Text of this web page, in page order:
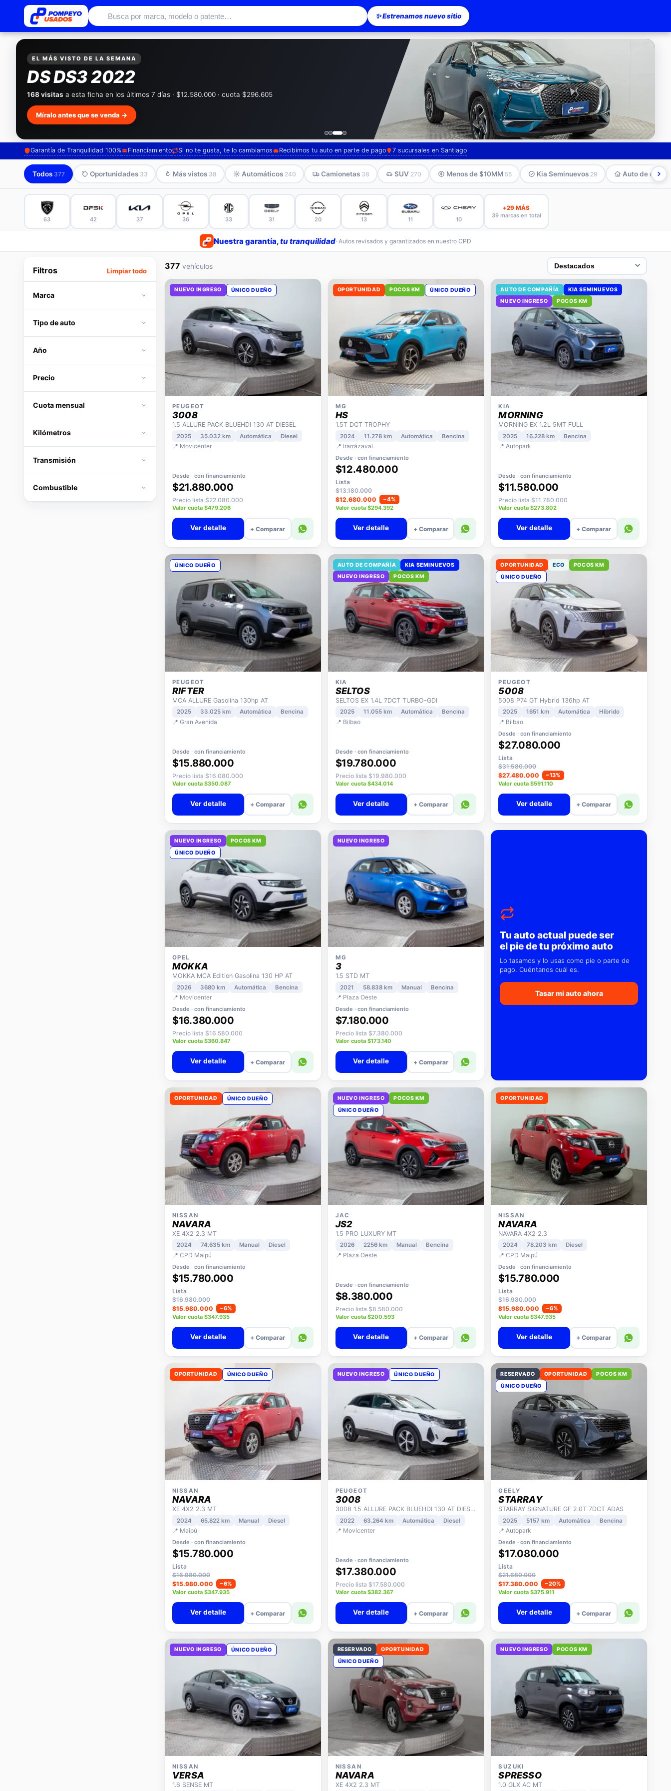
✨ Estrenamos nuevo sitio
Autos usados con garantía de concesionario en Santiago — Pompeyo Carrasco
EL MÁS VISTO DE LA SEMANA
DS DS3 2022
168 visitas a esta ficha en los últimos 7 días · $12.580.000 · cuota $296.605
Míralo antes que se venda →
Garantía de Tranquilidad 100% Financiamiento Si no te gusta, te lo cambiamos Recibimos tu auto en parte de pago 7 sucursales en Santiago
Todos 377 Oportunidades 33 Más vistos 38 Automáticos 240 Camionetas 38 SUV 270 Menos de $10MM 55 Kia Seminuevos 29 Auto de
63 42 37 36 33 31 20 13 11 10
+29 MÁS
39 marcas en total
Nuestra garantía,tu tranquilidad· Autos revisados y garantizados en nuestro CPD
Filtros Limpiar todo
Marca
Tipo de auto
Año
Precio
Cuota mensual
Kilómetros
Transmisión
Combustible
377 vehículos
NUEVO INGRESO ÚNICO DUEÑO
PEUGEOT
3008
1.5 ALLURE PACK BLUEHDI 130 AT DIESEL
2025 35.032 km Automática Diesel
📍 Movicenter
Desde · con financiamiento
$21.880.000
Precio lista $22.080.000
Valor cuota $479.206
Ver detalle + Comparar
OPORTUNIDAD POCOS KM ÚNICO DUEÑO
MG
HS
1.5T DCT TROPHY
2024 11.278 km Automática Bencina
📍 Irarrázaval
Desde · con financiamiento
$12.480.000
Lista
$13.180.000
$12.680.000
−4%
Valor cuota $294.392
Ver detalle + Comparar
AUTO DE COMPAÑÍA
KIA SEMINUEVOS
NUEVO INGRESO
POCOS KM
KIA
MORNING
MORNING EX 1.2L 5MT FULL
2025 16.228 km Bencina
📍 Autopark
Desde · con financiamiento
$11.580.000
Precio lista $11.780.000
Valor cuota $273.802
Ver detalle + Comparar
ÚNICO DUEÑO
PEUGEOT
RIFTER
MCA ALLURE Gasolina 130hp AT
2025 33.025 km Automática Bencina
📍 Gran Avenida
Desde · con financiamiento
$15.880.000
Precio lista $16.080.000
Valor cuota $350.087
Ver detalle + Comparar
AUTO DE COMPAÑÍA
KIA SEMINUEVOS
NUEVO INGRESO
POCOS KM
KIA
SELTOS
SELTOS EX 1.4L 7DCT TURBO-GDI
2025 11.055 km Automática Bencina
📍 Bilbao
Desde · con financiamiento
$19.780.000
Precio lista $19.980.000
Valor cuota $434.014
Ver detalle + Comparar
OPORTUNIDAD ECO
POCOS KM
ÚNICO DUEÑO
PEUGEOT
5008
5008 P74 GT Hybrid 136hp AT
2025 1651 km Automática Híbrido
📍 Bilbao
Desde · con financiamiento
$27.080.000
Lista
$31.580.000
$27.480.000
−13%
Valor cuota $591.110
Ver detalle + Comparar
NUEVO INGRESO
POCOS KM
ÚNICO DUEÑO
OPEL
MOKKA
MOKKA MCA Edition Gasolina 130 HP AT
2026 3680 km Automática Bencina
📍 Movicenter
Desde · con financiamiento
$16.380.000
Precio lista $16.580.000
Valor cuota $360.847
Ver detalle + Comparar
NUEVO INGRESO
MG
3
1.5 STD MT
2021 58.838 km Manual Bencina
📍 Plaza Oeste
Desde · con financiamiento
$7.180.000
Precio lista $7.380.000
Valor cuota $173.140
Ver detalle + Comparar
Tu auto actual puede ser
el pie de tu próximo auto
Lo tasamos y lo usas como pie o parte de
pago. Cuéntanos cuál es.
Tasar mi auto ahora
OPORTUNIDAD ÚNICO DUEÑO
NISSAN
NAVARA
XE 4X2 2.3 MT
2024 74.635 km Manual Diesel
📍 CPD Maipú
Desde · con financiamiento
$15.780.000
Lista
$16.980.000
$15.980.000
−6%
Valor cuota $347.935
Ver detalle + Comparar
NUEVO INGRESO
POCOS KM
ÚNICO DUEÑO
JAC
JS2
1.5 PRO LUXURY MT
2026 2256 km Manual Bencina
📍 Plaza Oeste
Desde · con financiamiento
$8.380.000
Precio lista $8.580.000
Valor cuota $200.593
Ver detalle + Comparar
OPORTUNIDAD
NISSAN
NAVARA
NAVARA 4X2 2.3
2024 78.203 km Diesel
📍 CPD Maipú
Desde · con financiamiento
$15.780.000
Lista
$16.980.000
$15.980.000
−6%
Valor cuota $347.935
Ver detalle + Comparar
OPORTUNIDAD ÚNICO DUEÑO
NISSAN
NAVARA
XE 4X2 2.3 MT
2024 65.822 km Manual Diesel
📍 Maipú
Desde · con financiamiento
$15.780.000
Lista
$16.980.000
$15.980.000
−6%
Valor cuota $347.935
Ver detalle + Comparar
NUEVO INGRESO ÚNICO DUEÑO
PEUGEOT
3008
3008 1.5 ALLURE PACK BLUEHDI 130 AT DIESEL
2022 63.264 km Automática Diesel
📍 Movicenter
Desde · con financiamiento
$17.380.000
Precio lista $17.580.000
Valor cuota $382.367
Ver detalle + Comparar
RESERVADO OPORTUNIDAD
POCOS KM
ÚNICO DUEÑO
GEELY
STARRAY
STARRAY SIGNATURE GF 2.0T 7DCT ADAS
2025 5157 km Automática Bencina
📍 Autopark
Desde · con financiamiento
$17.080.000
Lista
$21.680.000
$17.380.000
−20%
Valor cuota $375.911
Ver detalle + Comparar
NUEVO INGRESO ÚNICO DUEÑO
NISSAN
VERSA
1.6 SENSE MT
RESERVADO
OPORTUNIDAD
ÚNICO DUEÑO
NISSAN
NAVARA
XE 4X2 2.3 MT
NUEVO INGRESO POCOS KM
SUZUKI
SPRESSO
1.0 GLX AC MT